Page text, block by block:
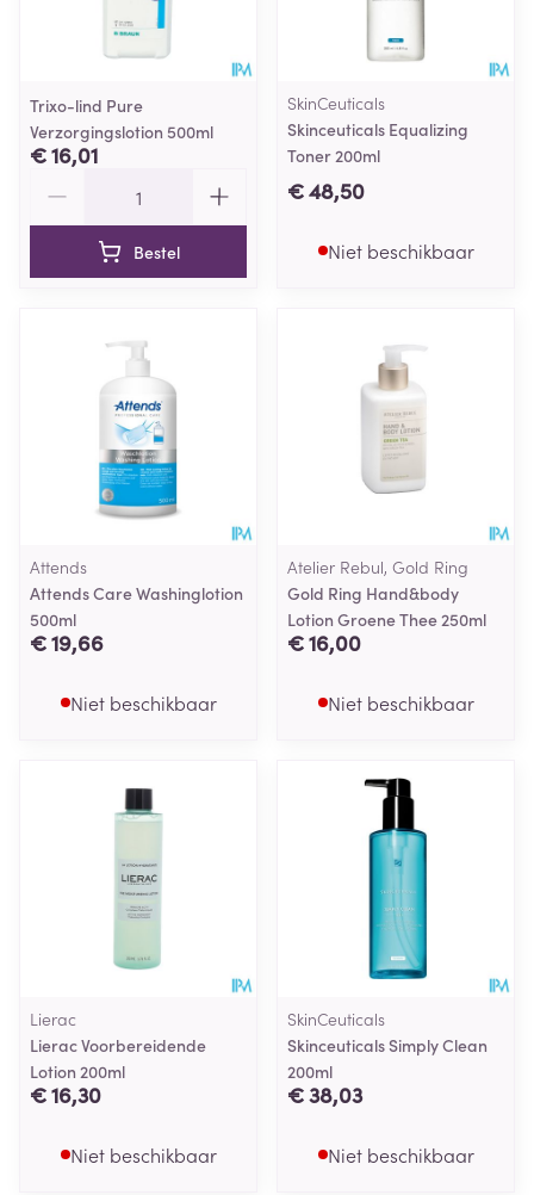
Trixo-lind Pure
Verzorgingslotion 500ml
€ 16,01
Bestel
SkinCeuticals
Skinceuticals Equalizing
Toner 200ml
€ 48,50
Niet beschikbaar
Attends
Attends Care Washinglotion
500ml
€ 19,66
Niet beschikbaar
Atelier Rebul, Gold Ring
Gold Ring Hand&body
Lotion Groene Thee 250ml
€ 16,00
Niet beschikbaar
Lierac
Lierac Voorbereidende
Lotion 200ml
€ 16,30
Niet beschikbaar
SkinCeuticals
Skinceuticals Simply Clean
200ml
€ 38,03
Niet beschikbaar